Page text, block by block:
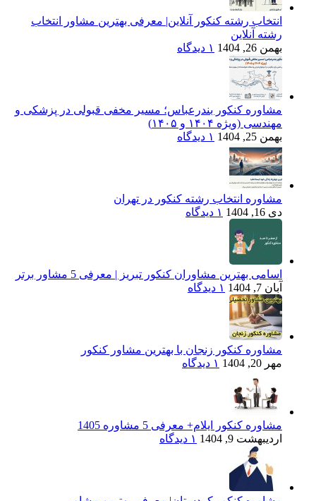
انتخاب رشته کنکور آنلاین| معرفی بهترین مشاور انتخاب
رشته آنلاین
بهمن 26, 1404
۱ دیدگاه
مشاوره کنکور بندرعباس؛ مسیر مخفی قبولی در پزشکی و
مهندسی (ویژه ۱۴۰۴ و ۱۴۰۵)
بهمن 25, 1404
۱ دیدگاه
مشاوره انتخاب رشته کنکور در تهران
دی 16, 1404
۱ دیدگاه
اسامی بهترین مشاوران کنکور تبریز | معرفی 5 مشاور برتر
آبان 7, 1404
۱ دیدگاه
مشاوره کنکور زنجان با بهترین مشاور کنکور
مهر 20, 1404
۱ دیدگاه
مشاوره کنکور ایلام+ معرفی 5 مشاوره 1405
اردیبهشت 9, 1404
۱ دیدگاه